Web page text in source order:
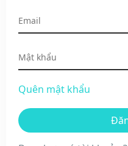
Quên mật khẩu